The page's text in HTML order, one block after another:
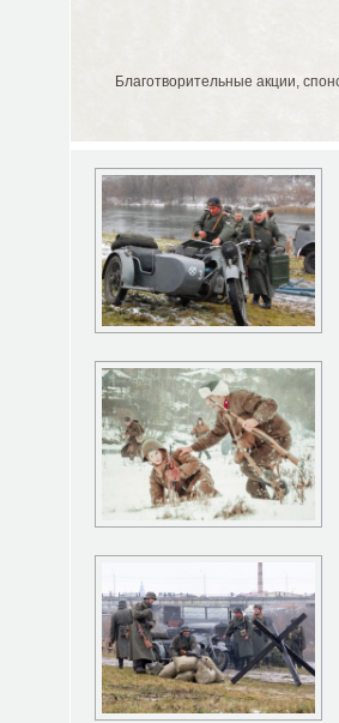
Благотворительные акции,